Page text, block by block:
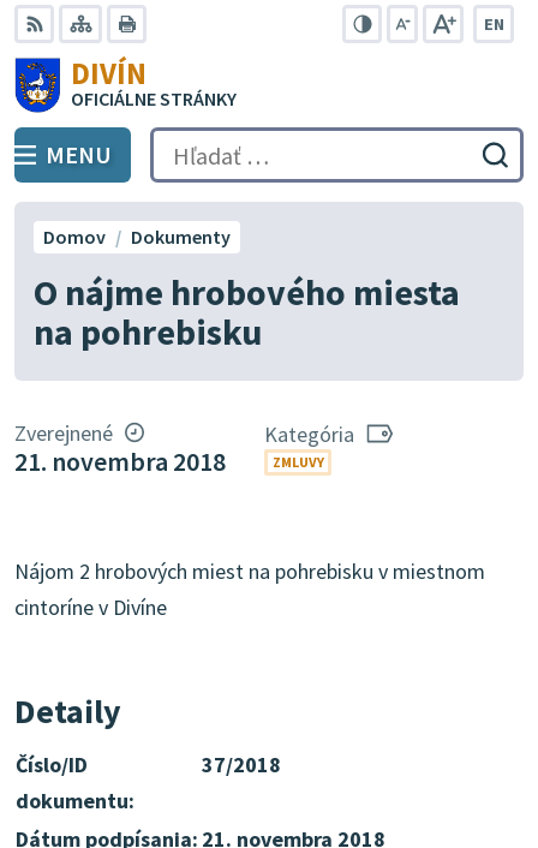
Preskočiť
na
obsah
RSS Mapa
EN
DIVÍN
OFICIÁLNE STRÁNKY
PREPNÚŤ
MENU Hľadať:
O nájme hrobového miesta
na pohrebisku
Domov Dokumenty
Zverejnené
21. novembra 2018
Kategória
ZMLUVY
Nájom 2 hrobových miest na pohrebisku v miestnom
cintoríne v Divíne
Detaily
Číslo/ID
dokumentu:
37/2018
Dátum podpísania: 21. novembra 2018